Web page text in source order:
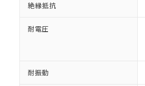
絶縁抵抗
耐電圧
耐振動